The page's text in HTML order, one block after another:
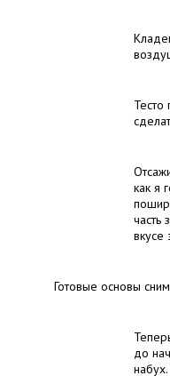
как я
часть
вкусе
Готовые основы
до